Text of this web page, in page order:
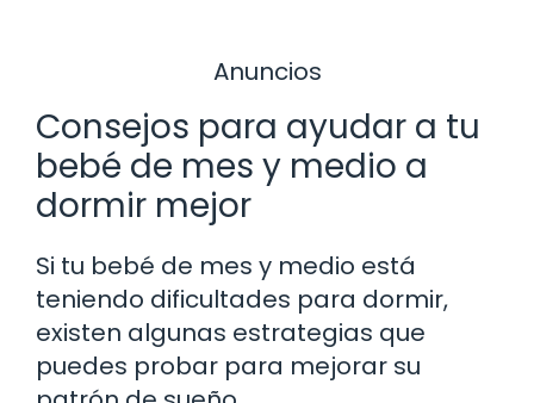
Anuncios
Consejos para ayudar a tu
bebé de mes y medio a
dormir mejor
Si tu bebé de mes y medio está
teniendo dificultades para dormir,
existen algunas estrategias que
puedes probar para mejorar su